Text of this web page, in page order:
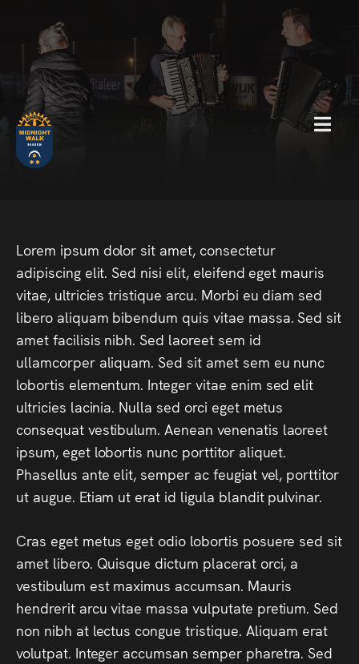
MENU
Lorem ipsum dolor sit amet, consectetur
adipiscing elit. Sed nisi elit, eleifend eget mauris
vitae, ultricies tristique arcu. Morbi eu diam sed
libero aliquam bibendum quis vitae massa. Sed sit
amet facilisis nibh. Sed laoreet sem id
ullamcorper aliquam. Sed sit amet sem eu nunc
lobortis elementum. Integer vitae enim sed elit
ultricies lacinia. Nulla sed orci eget metus
consequat vestibulum. Aenean venenatis laoreet
ipsum, eget lobortis nunc porttitor aliquet.
Phasellus ante elit, semper ac feugiat vel, porttitor
ut augue. Etiam ut erat id ligula blandit pulvinar.
Cras eget metus eget odio lobortis posuere sed sit
amet libero. Quisque dictum placerat orci, a
vestibulum est maximus accumsan. Mauris
hendrerit arcu vitae massa vulputate pretium. Sed
non nibh at lectus congue tristique. Aliquam erat
volutpat. Integer accumsan semper pharetra. Sed